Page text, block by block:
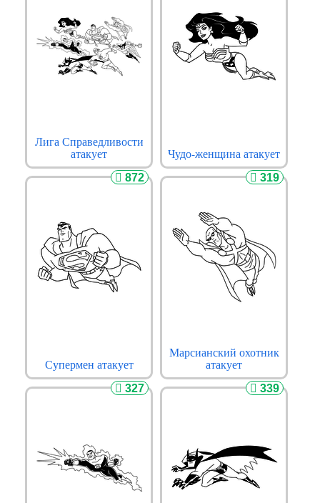
Лига Справедливости
атакует
Чудо-женщина атакует
872
Супермен атакует
319
Марсианский охотник
атакует
327 339